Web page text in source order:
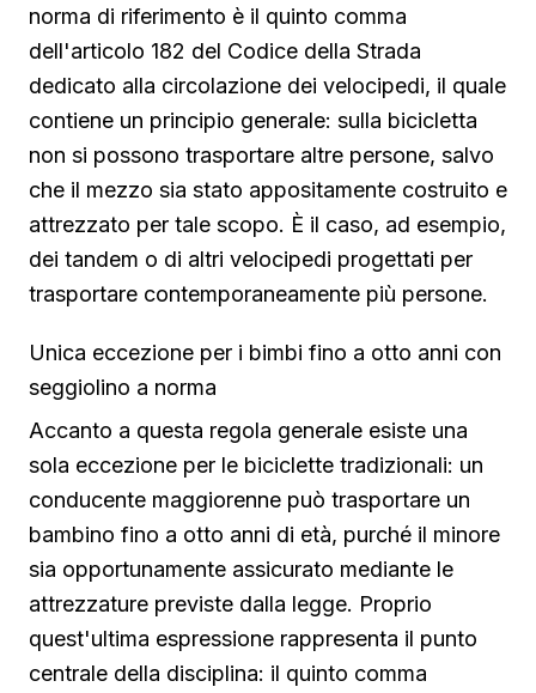
norma di riferimento è il quinto comma
dell'articolo 182 del Codice della Strada
dedicato alla circolazione dei velocipedi, il quale
contiene un principio generale: sulla bicicletta
non si possono trasportare altre persone, salvo
che il mezzo sia stato appositamente costruito e
attrezzato per tale scopo. È il caso, ad esempio,
dei tandem o di altri velocipedi progettati per
trasportare contemporaneamente più persone.
Unica eccezione per i bimbi fino a otto anni con
seggiolino a norma
Accanto a questa regola generale esiste una
sola eccezione per le biciclette tradizionali: un
conducente maggiorenne può trasportare un
bambino fino a otto anni di età, purché il minore
sia opportunamente assicurato mediante le
attrezzature previste dalla legge. Proprio
quest'ultima espressione rappresenta il punto
centrale della disciplina: il quinto comma